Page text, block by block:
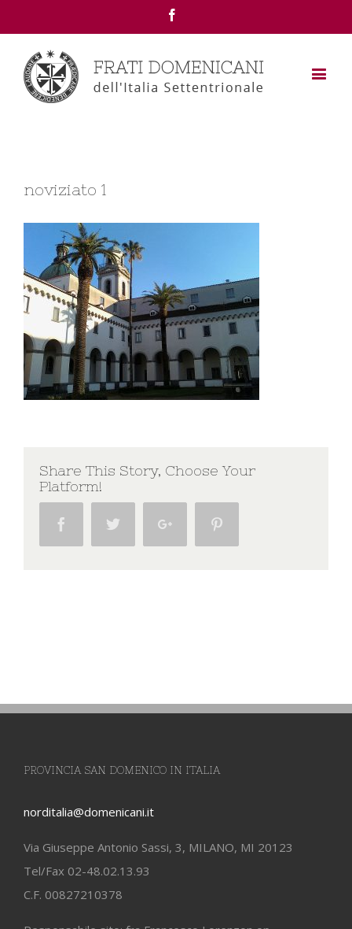
noviziato 1
Share This Story, Choose Your
Platform!
Facebook Twitter Google+
PROVINCIA SAN DOMENICO IN ITALIA
norditalia@domenicani.it
Via Giuseppe Antonio Sassi, 3, MILANO, MI 20123
Tel/Fax 02-48.02.13.93
C.F. 00827210378